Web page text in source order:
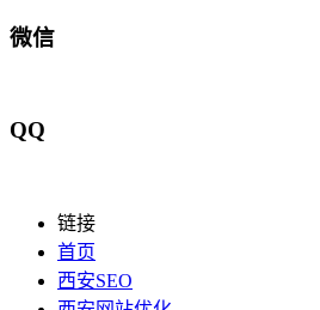
微信
QQ
链接
首页
西安SEO